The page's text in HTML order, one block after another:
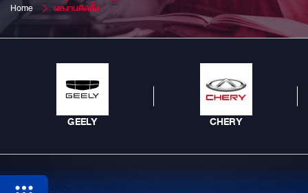
Home ผลงานติดตั้ง
GEELY CHERY